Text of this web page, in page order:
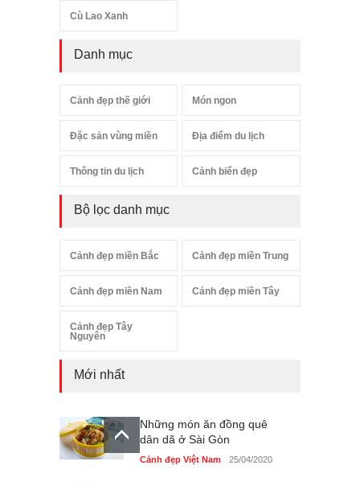
Cù Lao Xanh
Danh mục
Cảnh đẹp thế giới Món ngon
Đặc sản vùng miền Địa điểm du lịch
Thông tin du lịch Cảnh biển đẹp
Bộ lọc danh mục
Cảnh đẹp miền Bắc Cảnh đẹp miền Trung
Cảnh đẹp miền Nam Cảnh đẹp miền Tây
Cảnh đẹp Tây
Nguyên
Mới nhất
Những món ăn đồng quê
dân dã ở Sài Gòn
Cảnh đẹp Việt Nam 25/04/2020